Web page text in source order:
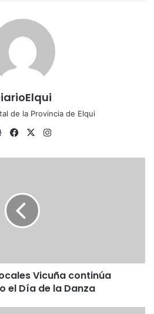
de la Provincia de Elqui
Siti
we
Fa
bo
X
ra
Vicuña continúa
el Día de la Danza